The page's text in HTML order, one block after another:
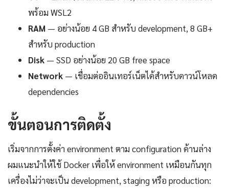
พร้อม WSL2
RAM — อย่างน้อย 4 GB สำหรับ development, 8 GB+
สำหรับ production
Disk — SSD อย่างน้อย 20 GB free space
Network — เชื่อมต่ออินเทอร์เน็ตได้สำหรับดาวน์โหลด
dependencies
ขั้นตอนการติดตั้ง
เริ่มจากการตั้งค่า environment ตาม configuration ด้านล่าง
ผมแนะนำให้ใช้ Docker เพื่อให้ environment เหมือนกันทุก
เครื่องไม่ว่าจะเป็น development, staging หรือ production: